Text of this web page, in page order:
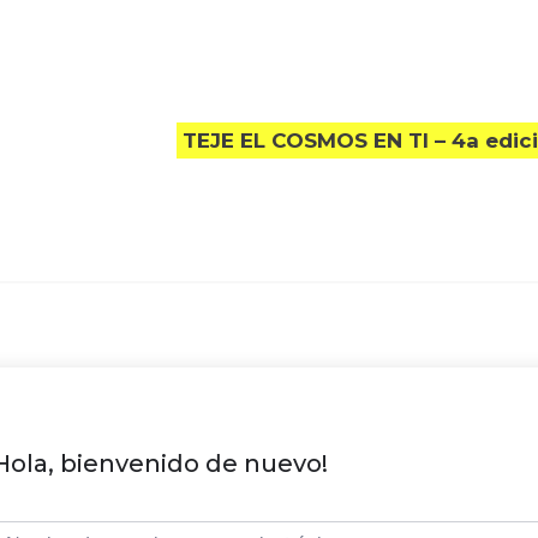
TEJE EL COSMOS EN TI – 4a
bienvenido de nuevo!